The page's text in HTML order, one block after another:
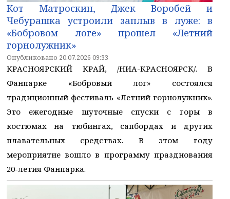
Кот Матроскин, Джек Воробей и
Чебурашка устроили заплыв в луже: в
«Бобровом логе» прошел «Летний
горнолужник»
Опубликовано 20.07.2026 09:33
КРАСНОЯРСКИЙ КРАЙ, /НИА-КРАСНОЯРСК/. В
Фанпарке «Бобровый лог» состоялся
традиционный фестиваль «Летний горнолужник».
Это ежегодные шуточные спуски с горы в
костюмах на тюбингах, сапбордах и других
плавательных средствах. В этом году
мероприятие вошло в программу празднования
20-летия Фанпарка.